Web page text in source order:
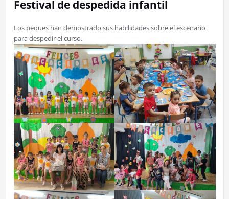
Festival de despedida infantil
Los peques han demostrado sus habilidades sobre el escenario
para despedir el curso.